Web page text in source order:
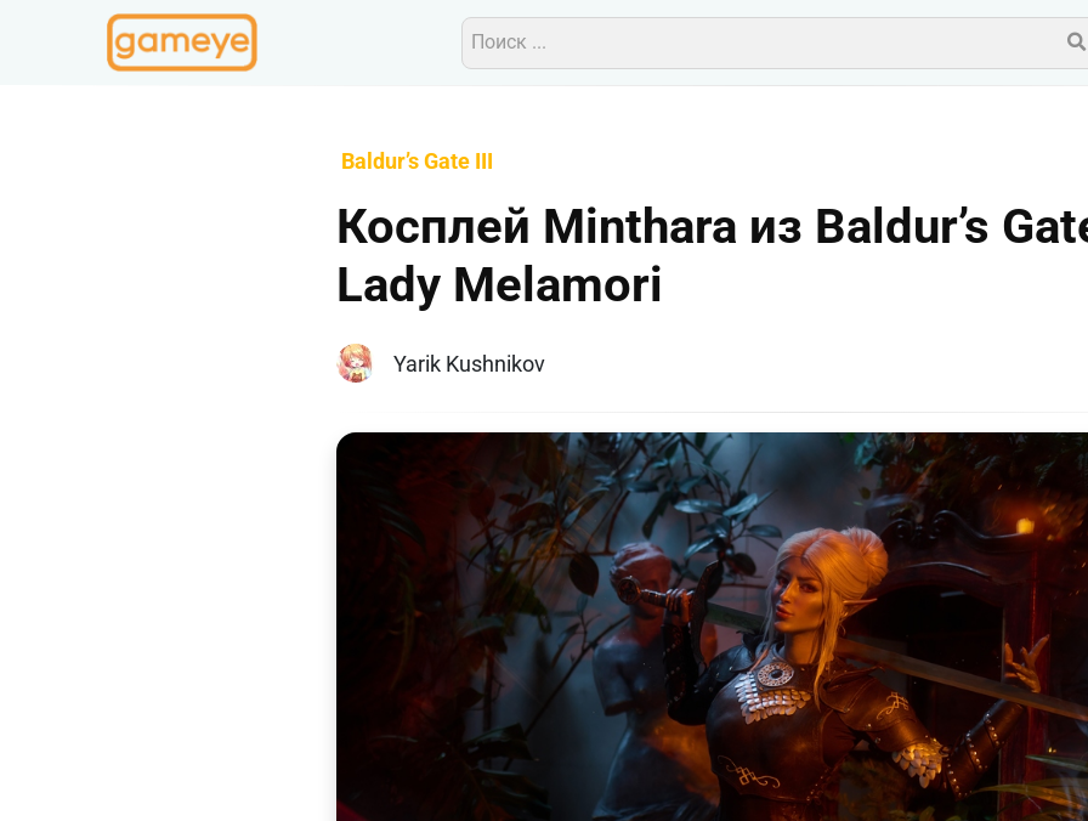
Baldur’s Gate III
Косплей Minthara из Baldur’s
Lady Melamori
Yarik Kushnikov